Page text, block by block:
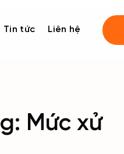
Tin tức Liên hệ
Mức xử